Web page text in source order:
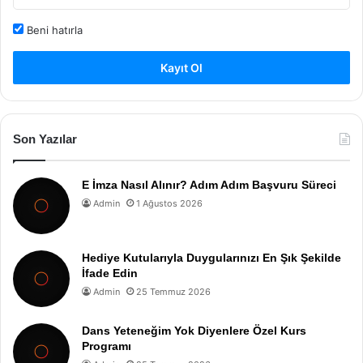
Beni hatırla
Kayıt Ol
Son Yazılar
E İmza Nasıl Alınır? Adım Adım Başvuru Süreci
Admin 1 Ağustos 2026
Hediye Kutularıyla Duygularınızı En Şık Şekilde
İfade Edin
Admin 25 Temmuz 2026
Dans Yeteneğim Yok Diyenlere Özel Kurs
Programı